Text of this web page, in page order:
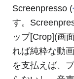
Screenpresso (
す。
ップ[Crop](画
れば純粋な動
を支払えば、